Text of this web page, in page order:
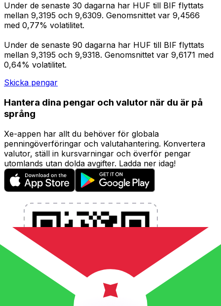
Under de senaste 30 dagarna har HUF till BIF flyttats
mellan 9,3195 och 9,6309. Genomsnittet var 9,4566
med 0,77% volatilitet.
Under de senaste 90 dagarna har HUF till BIF flyttats
mellan 9,3195 och 9,9318. Genomsnittet var 9,6171 med
0,64% volatilitet.
Skicka pengar
Hantera dina pengar och valutor när du är på
språng
Xe-appen har allt du behöver för globala
penningöverföringar och valutahantering. Konvertera
valutor, ställ in kursvarningar och överför pengar
utomlands utan dolda avgifter. Ladda ner idag!